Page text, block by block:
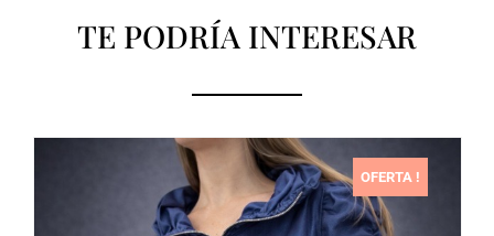
TE PODRÍA INTERESAR
OFERTA !